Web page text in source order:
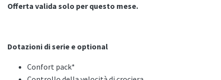
Offerta valida solo per questo mese.
Dotazioni di serie e optional
Confort pack*